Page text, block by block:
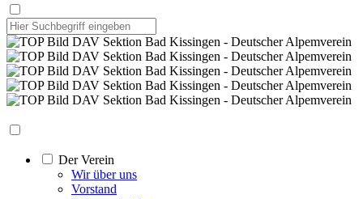
Der Verein
Wir über uns
Vorstand